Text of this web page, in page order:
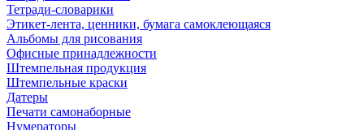
Тетради-словарики
Этикет-лента, ценники, бумага самоклеющаяся
Альбомы для рисования
Офисные принадлежности
Штемпельная продукция
Штемпельные краски
Датеры
Печати самонаборные
Нумераторы